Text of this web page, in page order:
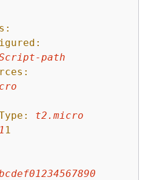
path
t2.micro
1 1